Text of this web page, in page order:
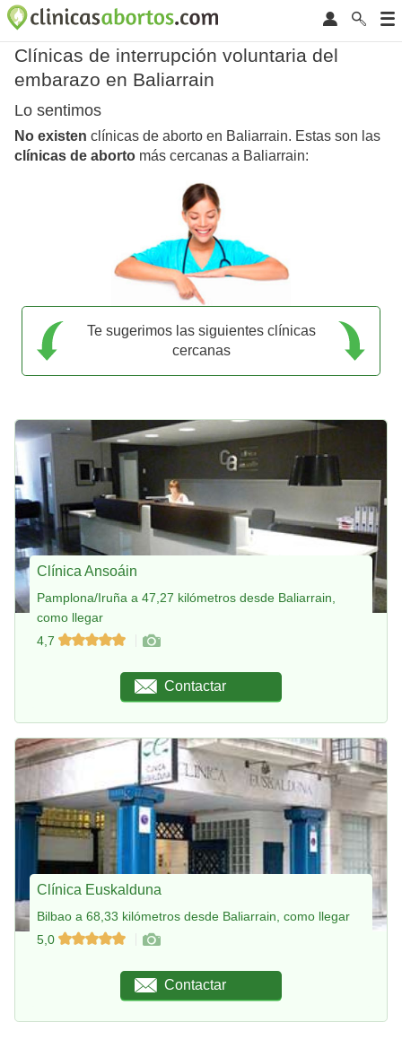
Clínicas de interrupción voluntaria del
embarazo en Baliarrain
Lo sentimos
No existen clínicas de aborto en Baliarrain. Estas son las
clínicas de aborto más cercanas a Baliarrain:
Te sugerimos las siguientes clínicas
cercanas
Clínica Ansoáin
Pamplona/Iruña a 47,27 kilómetros desde Baliarrain,
como llegar
4,7
Contactar
Clínica Euskalduna
Bilbao a 68,33 kilómetros desde Baliarrain, como llegar
5,0
Contactar